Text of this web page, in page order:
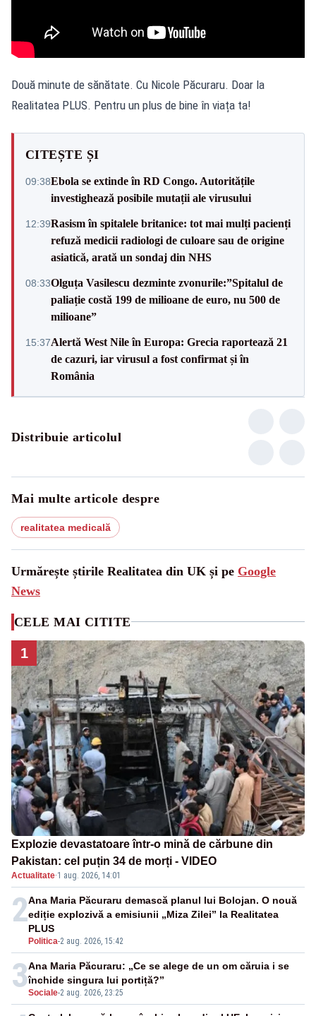
Două minute de sănătate. Cu Nicole Păcuraru. Doar la
Realitatea PLUS. Pentru un plus de bine în viața ta!
CITEȘTE ȘI
09:38Ebola se extinde în RD Congo. Autoritățile
investighează posibile mutații ale virusului
12:39Rasism în spitalele britanice: tot mai mulți pacienți
refuză medicii radiologi de culoare sau de origine
asiatică, arată un sondaj din NHS
08:33Olguța Vasilescu dezminte zvonurile:”Spitalul de
paliație costă 199 de milioane de euro, nu 500 de
milioane”
15:37Alertă West Nile în Europa: Grecia raportează 21
de cazuri, iar virusul a fost confirmat și în
România
Distribuie articolul
Mai multe articole despre
realitatea medicală
Urmărește știrile Realitatea din UK și pe Google
News
CELE MAI CITITE
1
Explozie devastatoare într-o mină de cărbune din
Pakistan: cel puțin 34 de morți - VIDEO
Actualitate·1 aug. 2026, 14:01
2
Politica-2 aug. 2026, 15:42
Ana Maria Păcuraru demască planul lui Bolojan. O nouă
ediție explozivă a emisiunii „Miza Zilei” la Realitatea
PLUS
3Sociale-2 aug. 2026, 23:25
Ana Maria Păcuraru: „Ce se alege de un om căruia i se
închide singura lui portiță?”